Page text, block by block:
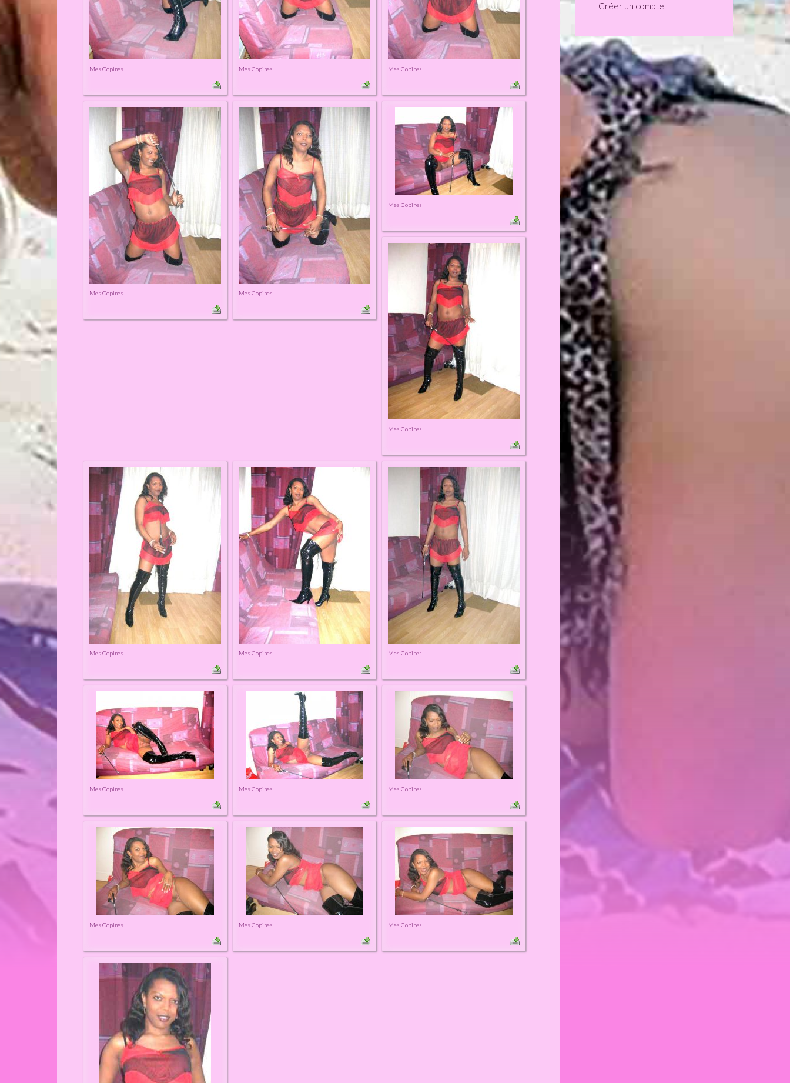
Mes Copines Mes Copines Mes Copines
Mes Copines Mes Copines
Mes Copines
Mes Copines
Mes Copines Mes Copines Mes Copines
Mes Copines Mes Copines Mes Copines
Mes Copines Mes Copines Mes Copines
Créer un compte